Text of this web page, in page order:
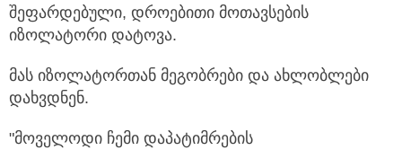
შეფარდებული, დროებითი მოთავსების
იზოლატორი დატოვა.
მას იზოლატორთან მეგობრები და ახლობლები
დახვდნენ.
"მოველოდი ჩემი დაპატიმრების